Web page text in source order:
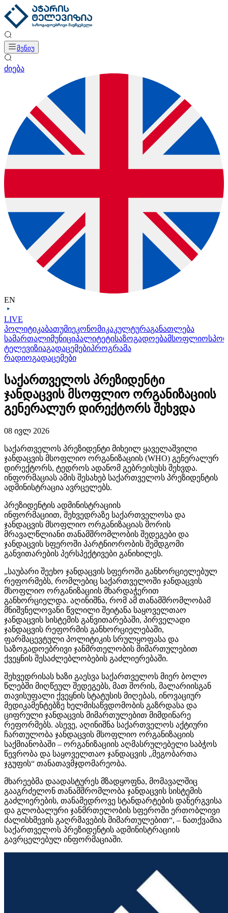
მენიუ
ძიება
EN
LIVE
პოლიტიკაბათუმიეკონომიკაკულტურაგანათლება
სამართალიმუნიციპალიტეტისაზოგადოებამსოფლიო
ტელევიზიაგადაცემებიპროგრამა
რადიოგადაცემები
საქართველოს პრეზიდენტი
ჯანდაცვის მსოფლიო ორგანიზაციის
გენერალურ დირექტორს შეხვდა
08 ივლ 2026
საქართველოს პრეზიდენტი მიხეილ ყაველაშვილი
ჯანდაცვის მსოფლიო ორგანიზაციის (WHO) გენერალურ
დირექტორს, ტედროს ადანომ გებრეისუსს შეხვდა.
ინფორმაციას ამის შესახებ საქართველოს პრეზიდენტის
ადმინისტრაცია ავრცელებს.
პრეზიდენტის ადმინისტრაციის
ინფორმაციით, შეხვედრაზე საქართველოსა და
ჯანდაცვის მსოფლიო ორგანიზაციას შორის
მრავალწლიანი თანამშრომლობის შედეგები და
ჯანდაცვის სფეროში პარტნიორობის შემდგომი
განვითარების პერსპექტივები განიხილეს.
„საუბარი შეეხო ჯანდაცვის სფეროში განხორციელებულ
რეფორმებს, რომლებიც საქართველოში ჯანდაცვის
მსოფლიო ორგანიზაციის მხარდაჭერით
განხორციელდა. აღინიშნა, რომ ამ თანამშრომლობამ
მნიშვნელოვანი წვლილი შეიტანა საყოველთაო
ჯანდაცვის სისტემის განვითარებაში, პირველადი
ჯანდაცვის რეფორმის განხორციელებაში,
ფარმაცევტული პოლიტიკის სრულყოფასა და
საზოგადოებრივი ჯანმრთელობის მიმართულებით
ქვეყნის შესაძლებლობების გაძლიერებაში.
შეხვედრისას ხაზი გაესვა საქართველოს მიერ ბოლო
წლებში მიღწეულ შედეგებს, მათ შორის, მალარიისგან
თავისუფალი ქვეყნის სტატუსის მიღებას, ინოვაციურ
მედიკამენტებზე ხელმისაწვდომობის გაზრდასა და
ციფრული ჯანდაცვის მიმართულებით მიმდინარე
რეფორმებს. ასევე, აღინიშნა საქართველოს აქტიური
ჩართულობა ჯანდაცვის მსოფლიო ორგანიზაციის
საქმიანობაში – ორგანიზაციის აღმასრულებელი საბჭოს
წევრობა და საყოველთაო ჯანდაცვის „მეგობართა
ჯგუფის“ თანათავმჯდომარეობა.
მხარეებმა დაადასტურეს მზადყოფნა, მომავალშიც
გააგრძელონ თანამშრომლობა ჯანდაცვის სისტემის
გაძლიერების, თანამედროვე სტანდარტების დანერგვისა
და გლობალური ჯანმრთელობის სფეროში ერთობლივი
ძალისხმევის გაღრმავების მიმართულებით“, – ნათქვამია
საქართველოს პრეზიდენტის ადმინისტრაციის
გავრცელებულ ინფორმაციაში.